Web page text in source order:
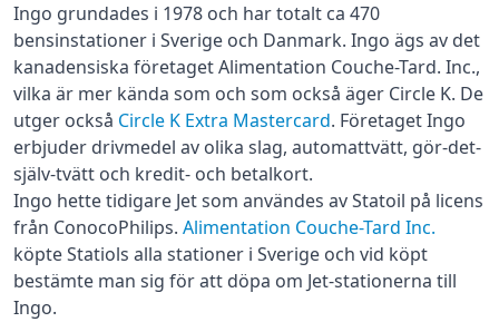
Ingo grundades i 1978 och har totalt ca 470
bensinstationer i Sverige och Danmark. Ingo ägs av det
kanadensiska företaget Alimentation Couche-Tard. Inc.,
vilka är mer kända som och som också äger Circle K. De
utger också Circle K Extra Mastercard. Företaget Ingo
erbjuder drivmedel av olika slag, automattvätt, gör-det-
själv-tvätt och kredit- och betalkort.
Ingo hette tidigare Jet som användes av Statoil på licens
från ConocoPhilips. Alimentation Couche-Tard Inc.
köpte Statiols alla stationer i Sverige och vid köpt
bestämte man sig för att döpa om Jet-stationerna till
Ingo.